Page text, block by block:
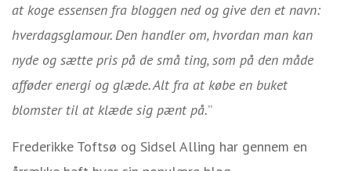
at koge essensen fra bloggen ned og give den et navn:
hverdagsglamour. Den handler om, hvordan man kan
nyde og sætte pris på de små ting, som på den måde
afføder energi og glæde. Alt fra at købe en buket
blomster til at klæde sig pænt på.”
Frederikke Toftsø og Sidsel Alling har gennem en